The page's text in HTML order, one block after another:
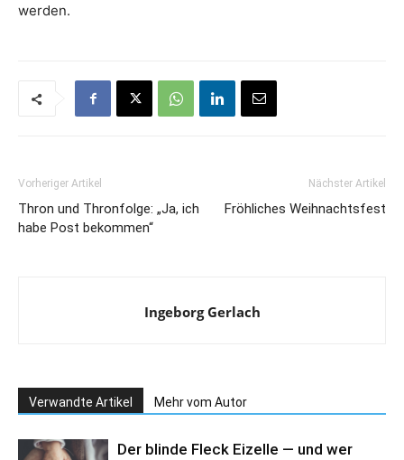
werden.
Vorheriger Artikel
Thron und Thronfolge: „Ja, ich
habe Post bekommen“
Nächster Artikel
Fröhliches Weihnachtsfest
Ingeborg Gerlach
Verwandte Artikel Mehr vom Autor
Der blinde Fleck Eizelle — und wer